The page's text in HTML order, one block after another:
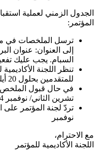
الجدول الزمني لعملية
المؤتمر:
إلى العنوان: عنوان
السبام. يجب عليك
تنظر اللجنة
للمتقدمين بحلول 20 أيلول/ سبتمبر
تشرين الثاني/ نوفمبر 2024 (حوالي 4500-5500 كلمة).
نوفمبر
مع الاحترام،
اللجنة الأكاديمية للمؤتمر